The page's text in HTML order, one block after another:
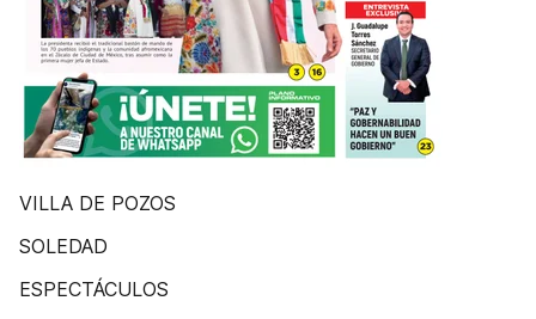
VILLA DE POZOS
SOLEDAD
ESPECTÁCULOS